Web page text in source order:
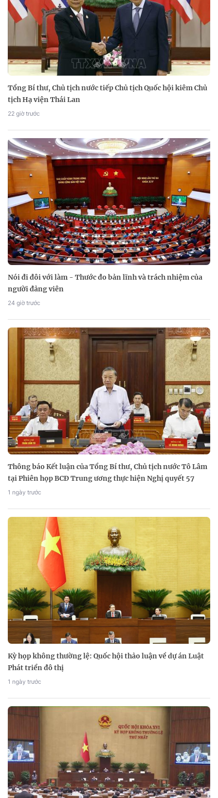
Tổng Bí thư, Chủ tịch nước tiếp Chủ tịch Quốc hội kiêm Chủ
tịch Hạ viện Thái Lan
22 giờ trước
Nói đi đôi với làm - Thước đo bản lĩnh và trách nhiệm của
người đảng viên
24 giờ trước
Thông báo Kết luận của Tổng Bí thư, Chủ tịch nước Tô Lâm
tại Phiên họp BCĐ Trung ương thực hiện Nghị quyết 57
1 ngày trước
Kỳ họp không thường lệ: Quốc hội thảo luận về dự án Luật
Phát triển đô thị
1 ngày trước